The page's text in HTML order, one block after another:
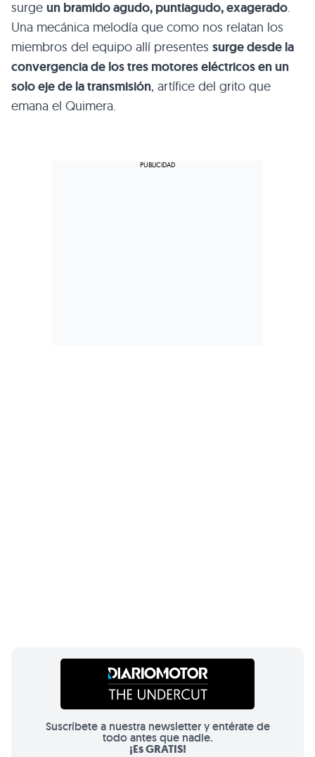
surge un bramido agudo, puntiagudo, exagerado.
Una mecánica melodía que como nos relatan los
miembros del equipo allí presentes surge desde la
convergencia de los tres motores eléctricos en un
solo eje de la transmisión, artífice del grito que
emana el Quimera.
Suscríbete a nuestra newsletter y entérate de
todo antes que nadie.
¡Es GRATIS!